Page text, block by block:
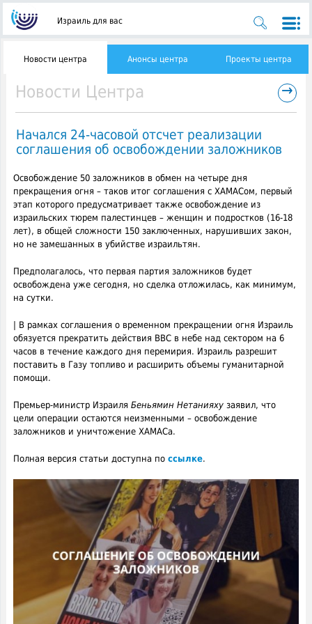
Израиль для вас
Новости центра Анонсы центра Проекты центра
Новости Центра →
Начался 24-часовой отсчет реализации
соглашения об освобождении заложников
​​Освобождение 50 заложников в обмен на четыре дня
прекращения огня – таков итог соглашения с ХАМАСом, первый
этап которого предусматривает также освобождение из
израильских тюрем палестинцев– женщин и подростков (16-18
лет), в общей сложности 150 заключенных, нарушивших закон,
но не замешанных в убийстве израильтян.
Предполагалось, что первая партия заложников будет
освобождена уже сегодня, но сделка отложилась, как минимум,
на сутки.
| В рамках соглашения о временном прекращении огня Израиль
обязуется прекратить действия ВВС в небе над сектором на 6
часов в течение каждого дня перемирия. Израиль разрешит
поставить в Газу топливо и расширить объемы гуманитарной
помощи.
Премьер-министр Израиля Беньямин Нетанияхузаявил, что
цели операции остаются неизменными – освобождение
заложников и уничтожение ХАМАСа.
Полная версия статьи доступна по ссылке.